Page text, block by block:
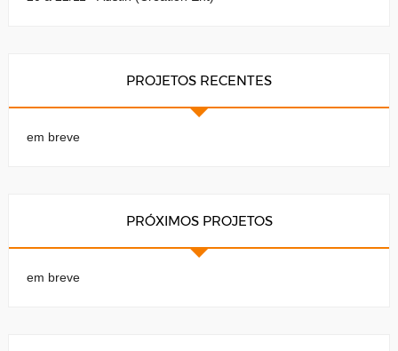
PROJETOS RECENTES
em breve
PRÓXIMOS PROJETOS
em breve